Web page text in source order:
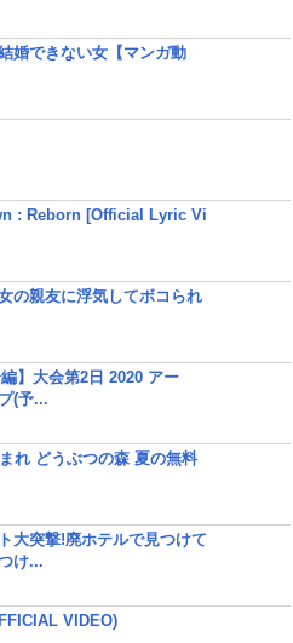
婚できない女【マンガ動
: Reborn [Official Lyric Vi
の親友に浮気してボコられ
】大会第2日 2020 アー
(予...
れ どうぶつの森 夏の無料
大突撃!廃ホテルで見つけて
け...
VIDEO)